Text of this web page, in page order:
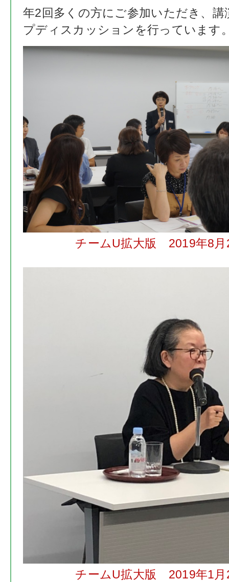
年2回多くの方にご参加いただき、講
プディスカッションを行っています
チームU拡大版 2019年8月
チームU拡大版 2019年1月